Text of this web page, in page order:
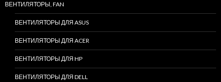
ВЕНТИЛЯТОРЫ, FAN
ВЕНТИЛЯТОРЫ ДЛЯ ASUS
ВЕНТИЛЯТОРЫ ДЛЯ ACER
ВЕНТИЛЯТОРЫ ДЛЯ HP
ВЕНТИЛЯТОРЫ ДЛЯ DELL